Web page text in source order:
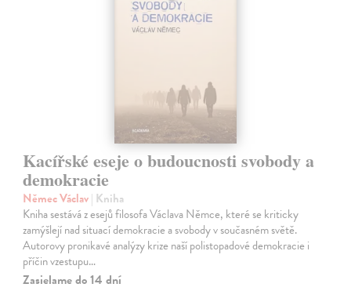
Kacířské eseje o budoucnosti svobody a
demokracie
Němec Václav| Kniha
Kniha sestává z esejů filosofa Václava Němce, které se kriticky
zamýšlejí nad situací demokracie a svobody v současném světě.
Autorovy pronikavé analýzy krize naší polistopadové demokracie i
příčin vzestupu…
Zasielame do 14 dní